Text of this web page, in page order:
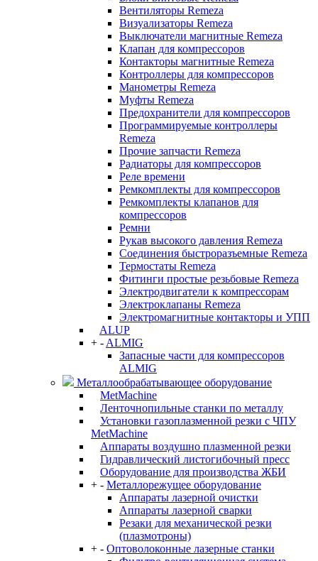
Вентиляторы Remeza
Визуализаторы Remeza
Выключатели магнитные Remeza
Клапан для компрессоров
Контакторы магнитные Remeza
Контроллеры для компрессоров
Манометры Remeza
Муфты Remeza
Предохранители для компрессоров
Программируемые контроллеры
Remeza
Прочие запчасти Remeza
Радиаторы для компрессоров
Реле времени
Ремкомплекты для компрессоров
Ремкомплекты клапанов для
компрессоров
Ремни
Рукав высокого давления Remeza
Соединения быстроразъемные Remeza
Термостаты Remeza
Фитинги простые резьбовые Remeza
Электродвигатели к компрессорам
Электроклапаны Remeza
Электромагнитные контакторы и УПП
ALUP
+ - ALMIG
Запасные части для компрессоров
ALMIG
Металлообрабатывающее оборудование
MetMachine
Ленточнопильные станки по металлу
Установки газоплазменной резки с ЧПУ
MetMachine
Аппараты воздушно плазменной резки
Гидравлический листогибочный пресс
Оборудование для производства ЖБИ
+ - Металлорежущее оборудование
Аппараты лазерной очистки
Аппараты лазерной сварки
Резаки для механической резки
(плазмотроны)
+ - Оптоволоконные лазерные станки